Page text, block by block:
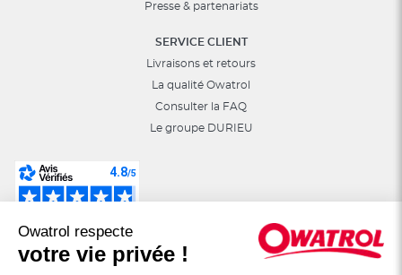
Owatrol respecte
votre vie privée !
Presse & partenariats
SERVICE CLIENT
Livraisons et retours
La qualité Owatrol
Consulter la FAQ
Le groupe DURIEU
Suivez-nous sur les réseaux sociaux :
astuces, jeux, promotions…